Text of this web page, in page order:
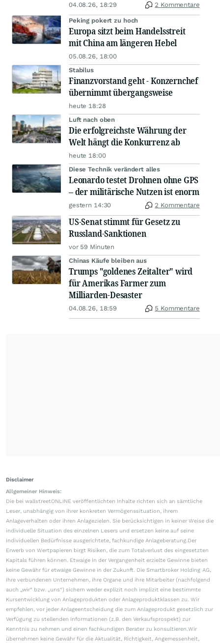
04.08.26, 18:29 2 Kommentare
Peking pokert zu hoch
Europa sitzt beim Handelsstreit
mit China am längeren Hebel
05.08.26, 18:00
Stabilus
Finanzvorstand geht - Konzernchef
übernimmt übergangsweise
heute 18:28
Luft nach oben
Die erfolgreichste Währung der
Welt hängt die Konkurrenz ab
heute 18:00
Diese Technik verändert alles
Leonardo testet Drohnen ohne GPS
– der militärische Nutzen ist enorm
gestern 14:30 2 Kommentare
US-Senat stimmt für Gesetz zu
Russland-Sanktionen
vor 59 Minuten
Chinas Käufe bleiben aus
Trumps "goldenes Zeitalter" wird
für Amerikas Farmer zum
Milliarden-Desaster
04.08.26, 18:59 5 Kommentare
Disclaimer
Allgemeiner Hinweis:
Die bei wallstreetONLINE veröffentlichten Inhalte richten sich an sämtliche
Leser, unabhängig von ihrer konkreten Vermögenssituation, ihrem
Anlageverhalten oder ihren Anlagezielen. Sie berücksichtigen in keiner Weise die
individuelle Situation des einzelnen Lesers und ersetzen keine auf seine
individuellen Bedürfnisse ausgerichtete, fachkundige Anlageberatung.Der
Erwerb von Wertpapieren birgt Risiken, die zum Totalverlust des eingesetzten
Kapitals führen können. Etwaige in der Vergangenheit erzielte Gewinne bieten
keine Gewähr für etwaige Gewinne in der Zukunft. Die Smartbroker Holding AG,
ihre verbundenen Unternehmen, ihre Organe und ihre Mitarbeiter (nachfolgend
auch „wir“ bzw. „uns“) sichern weder explizit noch implizit eine bestimmte
Kursentwicklung von Anlageprodukten oder Anlageproduktklassen zu. Wir
empfehlen, vor jeder Anlageentscheidung die zum Anlageprodukt gesetzlich zur
Verfügung zu stellenden Informationen (z.B. den Verkaufsprospekt) zur
Kenntnis zu nehmen und einen fachkundigen Berater zu konsultieren.Wir
übernehmen keine Gewähr für die Aktualität, Richtigkeit, Angemessenheit,